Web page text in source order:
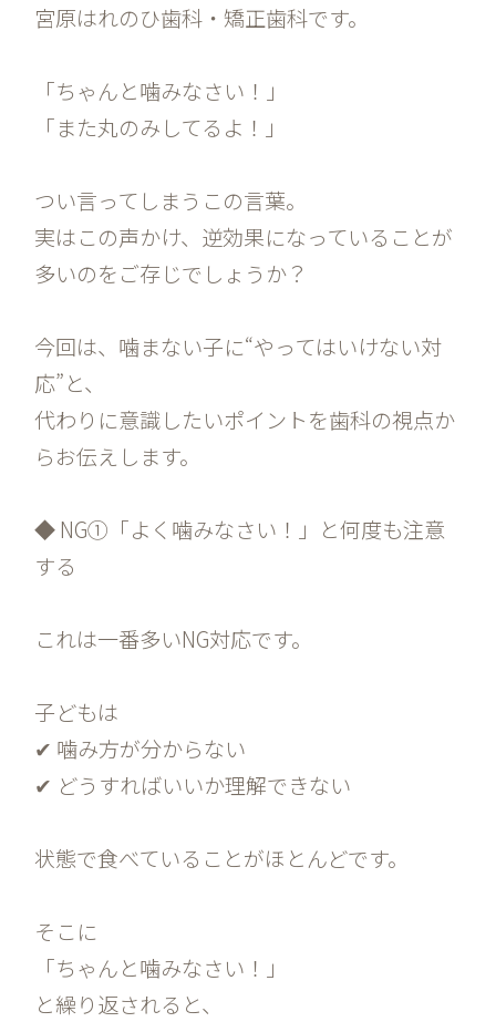
宮原はれのひ歯科・矯正歯科です。
「ちゃんと噛みなさい！」
「また丸のみしてるよ！」
つい言ってしまうこの言葉。
実はこの声かけ、逆効果になっていることが
多いのをご存じでしょうか？
今回は、噛まない子に“やってはいけない対
応”と、
代わりに意識したいポイントを歯科の視点か
らお伝えします。
◆ NG①「よく噛みなさい！」と何度も注意
する
これは一番多いNG対応です。
子どもは
✔ 噛み方が分からない
✔ どうすればいいか理解できない
状態で食べていることがほとんどです。
そこに
「ちゃんと噛みなさい！」
と繰り返されると、